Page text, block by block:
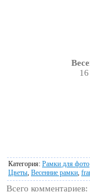
Категория: Рамки для фото
Цветы Весенние рамки
Всего комментариев: